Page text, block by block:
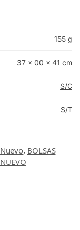
155 g
37 × 00 × 41 cm
S/C
S/T
Nuevo, BOLSAS
NUEVO